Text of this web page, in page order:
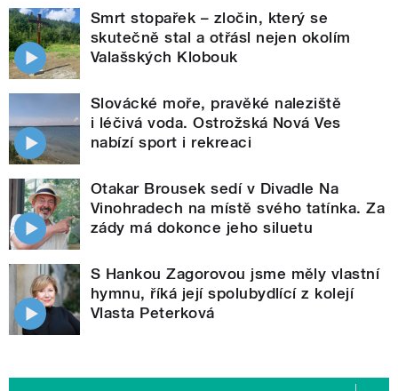
Smrt stopařek – zločin, který se
skutečně stal a otřásl nejen okolím
Valašských Klobouk
Slovácké moře, pravěké naleziště
i léčivá voda. Ostrožská Nová Ves
nabízí sport i rekreaci
Otakar Brousek sedí v Divadle Na
Vinohradech na místě svého tatínka. Za
zády má dokonce jeho siluetu
S Hankou Zagorovou jsme měly vlastní
hymnu, říká její spolubydlící z kolejí
Vlasta Peterková